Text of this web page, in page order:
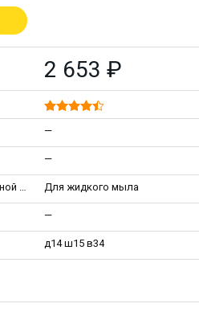
2 653 ₽
—
—
Для полотенец с центральной вытяжкой Для жидкого мыла
—
д14 ш15 в34